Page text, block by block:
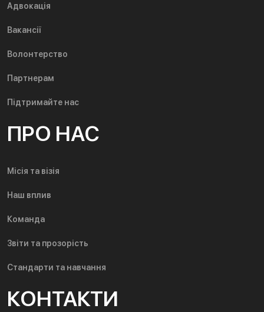
Адвокація
Вакансії
Волонтерство
Партнерам
Підтримайте нас
ПРО НАС
Місія та візія
Наш вплив
Команда
Звіти та прозорість
Стандарти та навчання
КОНТАКТИ